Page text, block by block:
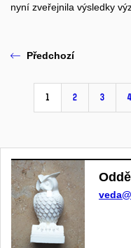
nyní zveřejnila výsledky
Předchozí
1 2 3 4